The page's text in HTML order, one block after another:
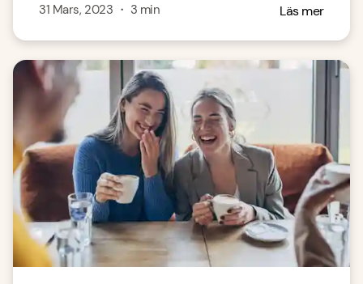
31 Mars, 2023 ・ 3 min Läs mer